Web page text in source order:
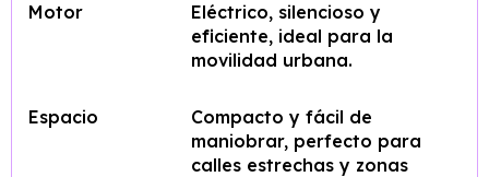
Motor
Eléctrico, silencioso y
eficiente, ideal para la
movilidad urbana.
Espacio
Compacto y fácil de
maniobrar, perfecto para
calles estrechas y zonas